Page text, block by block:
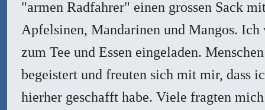
"armen Radfahrer" einen grossen Sack
Apfelsinen, Mandarinen und Mangos. Ich
zum Tee und Essen eingeladen.
begeistert und freuten sich mit mir, dass
hierher geschafft habe. Viele fragten